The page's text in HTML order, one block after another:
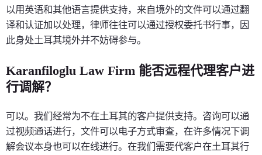
以用英语和其他语言提供支持，来自境外的文件可以通过翻
译和认证加以处理，律师往往可以通过授权委托书行事，因
此身处土耳其境外并不妨碍参与。
Karanfiloglu Law Firm 能否远程代理客户进
行调解？
可以。我们经常为不在土耳其的客户提供支持。咨询可以通
过视频通话进行，文件可以电子方式审查，在许多情况下调
解会议本身也可以在线进行。在我们需要代客户在土耳其行